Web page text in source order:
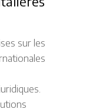
sur les